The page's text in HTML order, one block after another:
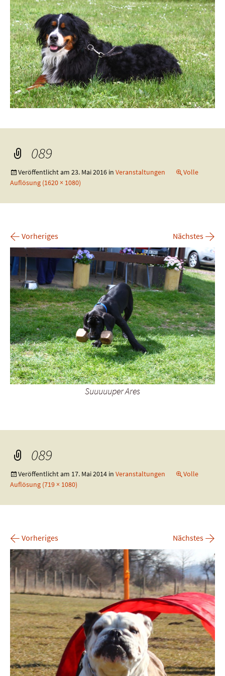
089
Veröffentlicht am 23. Mai 2016 in Veranstaltungen
Volle
Auflösung (1620 × 1080)
← Vorheriges Nächstes →
Suuuuuper Ares
089
Veröffentlicht am 17. Mai 2014 in Veranstaltungen
Volle
Auflösung (719 × 1080)
← Vorheriges Nächstes →